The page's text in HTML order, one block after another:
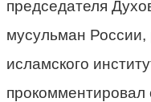
председателя
мусульман России,
исламского